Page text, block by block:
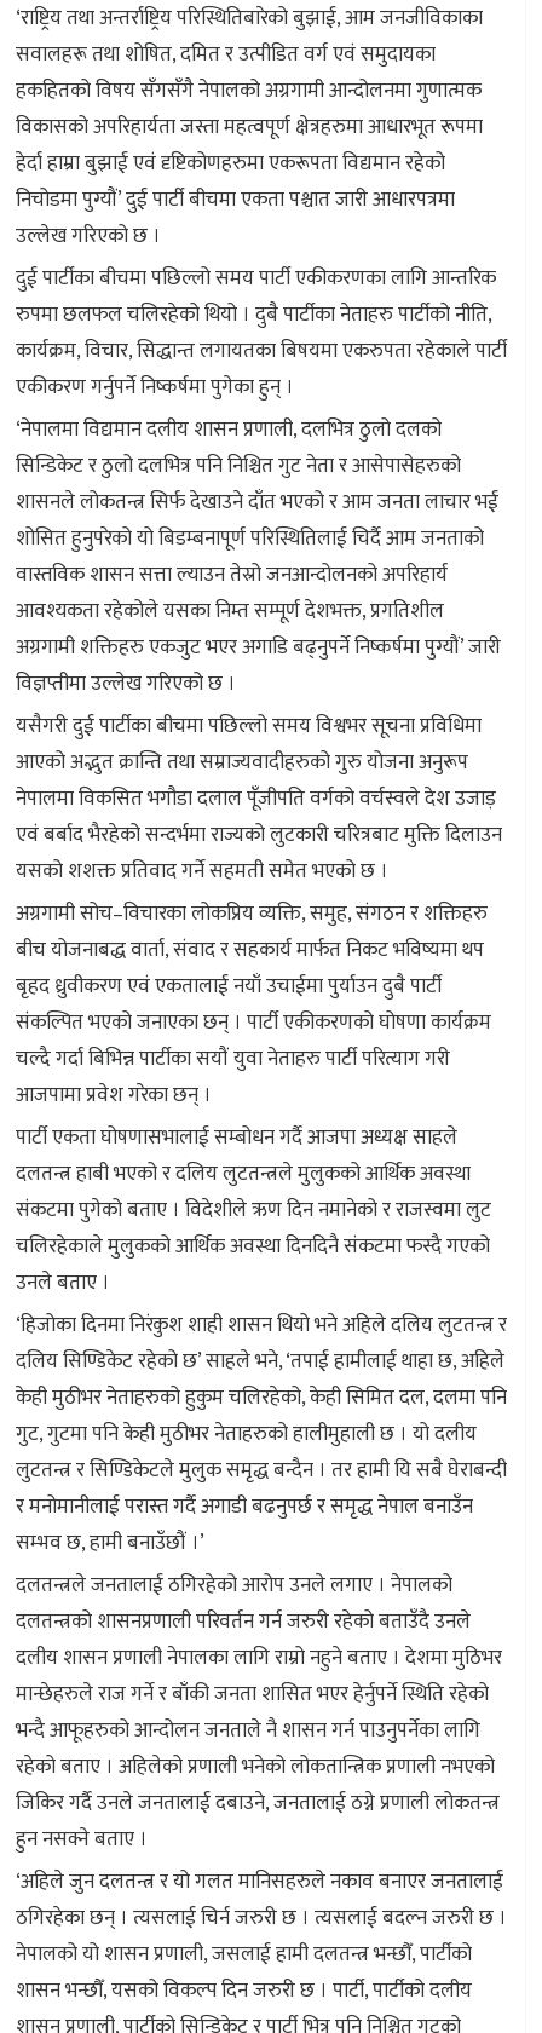
‘राष्ट्रिय तथा अन्तर्राष्ट्रिय परिस्थितिबारेको बुझाई, आम जनजीविकाका
सवालहरू तथा शोषित, दमित र उत्पीडित वर्ग एवं समुदायका
हकहितको विषय सँगसँगै नेपालको अग्रगामी आन्दोलनमा गुणात्मक
विकासको अपरिहार्यता जस्ता महत्वपूर्ण क्षेत्रहरुमा आधारभूत रूपमा
हेर्दा हाम्रा बुझाई एवं दृष्टिकोणहरुमा एकरूपता विद्यमान रहेको
निचोडमा पुग्यौं’ दुई पार्टी बीचमा एकता पश्चात जारी आधारपत्रमा
उल्लेख गरिएको छ ।
दुई पार्टीका बीचमा पछिल्लो समय पार्टी एकीकरणका लागि आन्तरिक
रुपमा छलफल चलिरहेको थियो । दुबै पार्टीका नेताहरु पार्टीको नीति,
कार्यक्रम, विचार, सिद्धान्त लगायतका बिषयमा एकरुपता रहेकाले पार्टी
एकीकरण गर्नुपर्ने निष्कर्षमा पुगेका हुन् ।
‘नेपालमा विद्यमान दलीय शासन प्रणाली, दलभित्र ठुलो दलको
सिन्डिकेट र ठुलो दलभित्र पनि निश्चित गुट नेता र आसेपासेहरुको
शासनले लोकतन्त्र सिर्फ देखाउने दाँत भएको र आम जनता लाचार भई
शोसित हुनुपरेको यो बिडम्बनापूर्ण परिस्थितिलाई चिर्दै आम जनताको
वास्तविक शासन सत्ता ल्याउन तेस्रो जनआन्दोलनको अपरिहार्य
आवश्यकता रहेकोले यसका निम्त सम्पूर्ण देशभक्त, प्रगतिशील
अग्रगामी शक्तिहरु एकजुट भएर अगाडि बढ्नुपर्ने निष्कर्षमा पुग्यौं’ जारी
विज्ञप्तीमा उल्लेख गरिएको छ ।
यसैगरी दुई पार्टीका बीचमा पछिल्लो समय विश्वभर सूचना प्रविधिमा
आएको अद्भुत क्रान्ति तथा सम्राज्यवादीहरुको गुरु योजना अनुरूप
नेपालमा विकसित भगौडा दलाल पूँजीपति वर्गको वर्चस्वले देश उजाड़
एवं बर्बाद भैरहेको सन्दर्भमा राज्यको लुटकारी चरित्रबाट मुक्ति दिलाउन
यसको शशक्त प्रतिवाद गर्ने सहमती समेत भएको छ ।
अग्रगामी सोच–विचारका लोकप्रिय व्यक्ति, समुह, संगठन र शक्तिहरु
बीच योजनाबद्ध वार्ता, संवाद र सहकार्य मार्फत निकट भविष्यमा थप
बृहद ध्रुवीकरण एवं एकतालाई नयाँ उचाईमा पुर्याउन दुबै पार्टी
संकल्पित भएको जनाएका छन् । पार्टी एकीकरणको घोषणा कार्यक्रम
चल्दै गर्दा बिभिन्न पार्टीका सयौं युवा नेताहरु पार्टी परित्याग गरी
आजपामा प्रवेश गरेका छन् ।
पार्टी एकता घोषणासभालाई सम्बोधन गर्दै आजपा अध्यक्ष साहले
दलतन्त्र हाबी भएको र दलिय लुटतन्त्रले मुलुकको आर्थिक अवस्था
संकटमा पुगेको बताए । विदेशीले ऋण दिन नमानेको र राजस्वमा लुट
चलिरहेकाले मुलुकको आर्थिक अवस्था दिनदिनै संकटमा फस्दै गएको
उनले बताए ।
‘हिजोका दिनमा निरंकुश शाही शासन थियो भने अहिले दलिय लुटतन्त्र र
दलिय सिण्डिकेट रहेको छ’ साहले भने, ‘तपाई हामीलाई थाहा छ, अहिले
केही मुठीभर नेताहरुको हुकुम चलिरहेको, केही सिमित दल, दलमा पनि
गुट, गुटमा पनि केही मुठीभर नेताहरुको हालीमुहाली छ । यो दलीय
लुटतन्त्र र सिण्डिकेटले मुलुक समृद्ध बन्दैन । तर हामी यि सबै घेराबन्दी
र मनोमानीलाई परास्त गर्दै अगाडी बढनुपर्छ र समृद्ध नेपाल बनाउँन
सम्भव छ, हामी बनाउँछौं ।’
दलतन्त्रले जनतालाई ठगिरहेको आरोप उनले लगाए । नेपालको
दलतन्त्रको शासनप्रणाली परिवर्तन गर्न जरुरी रहेको बताउँदै उनले
दलीय शासन प्रणाली नेपालका लागि राम्रो नहुने बताए । देशमा मुठिभर
मान्छेहरुले राज गर्ने र बाँकी जनता शासित भएर हेर्नुपर्ने स्थिति रहेको
भन्दै आफूहरुको आन्दोलन जनताले नै शासन गर्न पाउनुपर्नेका लागि
रहेको बताए । अहिलेको प्रणाली भनेको लोकतान्त्रिक प्रणाली नभएको
जिकिर गर्दै उनले जनतालाई दबाउने, जनतालाई ठग्ने प्रणाली लोकतन्त्र
हुन नसक्ने बताए ।
‘अहिले जुन दलतन्त्र र यो गलत मानिसहरुले नकाव बनाएर जनतालाई
ठगिरहेका छन् । त्यसलाई चिर्न जरुरी छ । त्यसलाई बदल्न जरुरी छ ।
नेपालको यो शासन प्रणाली, जसलाई हामी दलतन्त्र भन्छौँ, पार्टीको
शासन भन्छौँ, यसको विकल्प दिन जरुरी छ । पार्टी, पार्टीको दलीय